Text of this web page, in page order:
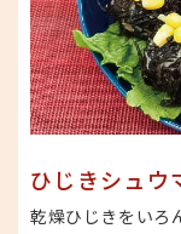
ひじきシュウ
乾燥ひじきをいろ